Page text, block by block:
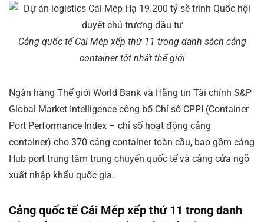
Cảng quốc tế Cái Mép xếp thứ 11 trong danh sách cảng
container tốt nhất thế giới
Ngân hàng Thế giới World Bank và Hãng tin Tài chính S&P
Global Market Intelligence công bố Chỉ số CPPI (Container
Port Performance Index – chỉ số hoạt động cảng
container) cho 370 cảng container toàn cầu, bao gồm cảng
Hub port trung tâm trung chuyển quốc tế và cảng cửa ngõ
xuất nhập khẩu quốc gia.
Cảng quốc tế Cái Mép xếp thứ 11 trong danh